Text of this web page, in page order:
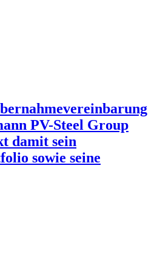
PV-Steel Group
damit sein
sowie seine